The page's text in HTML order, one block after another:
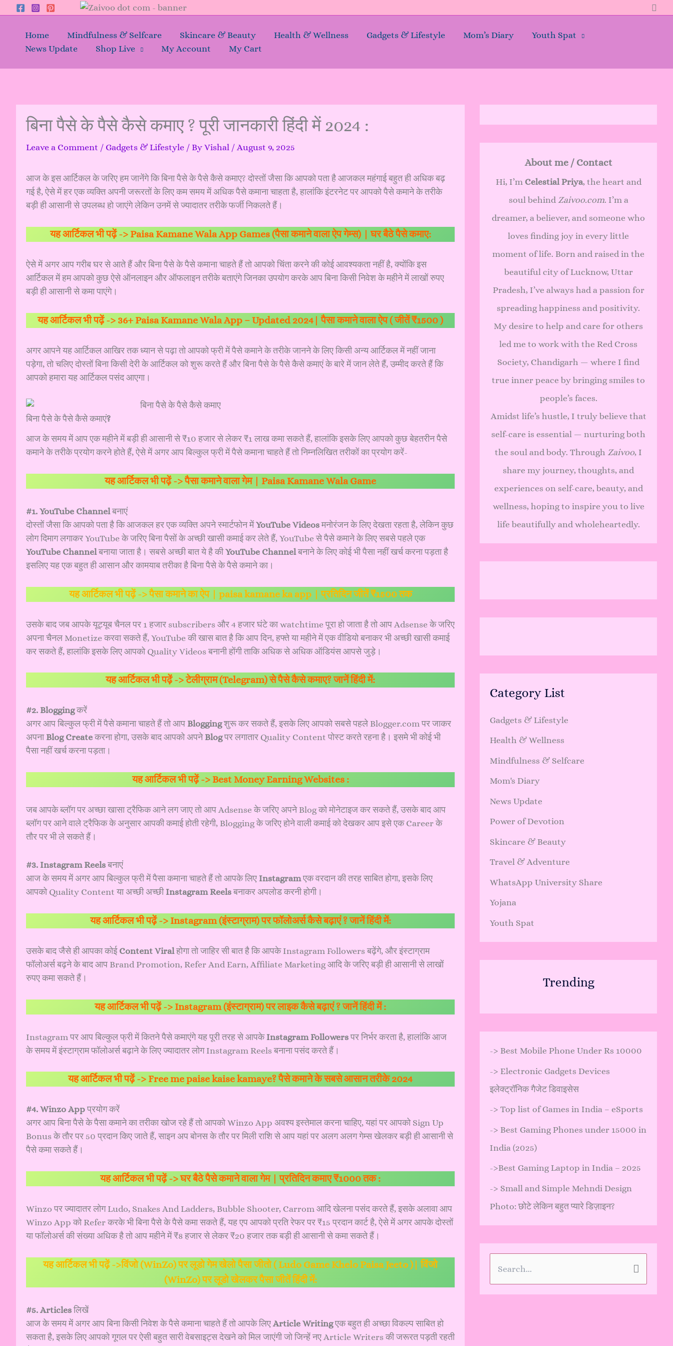
Skip
contentHome Mindfulness & Selfcare Skincare & Beauty Health & Wellness Gadgets & Lifestyle Mom’s Diary
Youth Spat
News Update
Shop Live My Account My Cart
बिना पैसे के पैसे कैसे कमाए ? पूरी जानकारी हिंदी में 2024 :
Leave a Comment / Gadgets & Lifestyle / By Vishal /August 9, 2025
आज के इस आर्टिकल के जरिए हम जानेंगे कि बिना पैसे के पैसे कैसे कमाए? दोस्तों जैसा कि आपको पता है आजकल महंगाई बहुत ही अधिक बढ़
गई है, ऐसे में हर एक व्यक्ति अपनी जरूरतों के लिए कम समय में अधिक पैसे कमाना चाहता है, हालांकि इंटरनेट पर आपको पैसे कमाने के तरीके
बड़ी ही आसानी से उपलब्ध हो जाएंगे लेकिन उनमें से ज्यादातर तरीके फर्जी निकलते हैं।
यह आर्टिकल भी पढ़ें -> Paisa Kamane Wala App Games (पैसा कमाने वाला ऐप गेम्स) | घर बैठे पैसे कमाए:
ऐसे में अगर आप गरीब घर से आते हैं और बिना पैसे के पैसे कमाना चाहते हैं तो आपको चिंता करने की कोई आवश्यकता नहीं है, क्योंकि इस
आर्टिकल में हम आपको कुछ ऐसे ऑनलाइन और ऑफलाइन तरीके बताएंगे जिनका उपयोग करके आप बिना किसी निवेश के महीने में लाखों रुपए
बड़ी ही आसानी से कमा पाएंगे।
यह आर्टिकल भी पढ़ें -> 36+ Paisa Kamane Wala App – Updated 2024| पैसा कमाने वाला ऐप ( जीतें ₹1500 )
अगर आपने यह आर्टिकल आखिर तक ध्यान से पढ़ा तो आपको फ्री में पैसे कमाने के तरीके जानने के लिए किसी अन्य आर्टिकल में नहीं जाना
पड़ेगा, तो चलिए दोस्तों बिना किसी देरी के आर्टिकल को शुरू करते हैं और बिना पैसे के पैसे कैसे कमाएं के बारे में जान लेते हैं, उम्मीद करते हैं कि
आपको हमारा यह आर्टिकल पसंद आएगा।
बिना पैसे के पैसे कैसे कमाएं?
आज के समय में आप एक महीने में बड़ी ही आसानी से ₹10 हजार से लेकर ₹1 लाख कमा सकते हैं, हालांकि इसके लिए आपको कुछ बेहतरीन पैसे
कमाने के तरीके प्रयोग करने होते हैं, ऐसे में अगर आप बिल्कुल फ्री में पैसे कमाना चाहते हैं तो निम्नलिखित तरीकों का प्रयोग करें-
यह आर्टिकल भी पढ़ें ->पैसा कमाने वाला गेम | Paisa Kamane Wala Game
#1. YouTube Channelबनाएं
दोस्तों जैसा कि आपको पता है कि आजकल हर एक व्यक्ति अपने स्मार्टफोन मेंYouTube Videosमनोरंजन के लिए देखता रहता है, लेकिन कुछ
लोग दिमाग लगाकर YouTube के जरिए बिना पैसों के अच्छी खासी कमाई कर लेते हैं, YouTube से पैसे कमाने के लिए सबसे पहले एक
YouTube Channelबनाया जाता है। सबसे अच्छी बात ये है कीYouTube Channelबनाने के लिए कोई भी पैसा नहीं खर्च करना पड़ता है
इसलिए यह एक बहुत ही आसान और कामयाब तरीका है बिना पैसे के पैसे कमाने का।
यह आर्टिकल भी पढ़ें ->पैसा कमाने का ऐप | paisa kamane ka app | प्रतिदिन जीतें ₹1500 तक
उसके बाद जब आपके यूट्यूब चैनल पर 1 हजार subscribers और 4 हजार घंटे का watchtime पूरा हो जाता है तो आप Adsense के जरिए
अपना चैनल Monetize करवा सकते हैं, YouTube की खास बात है कि आप दिन, हफ्ते या महीने में एक वीडियो बनाकर भी अच्छी खासी कमाई
कर सकते हैं, हालांकि इसके लिए आपको Quality Videos बनानी होंगी ताकि अधिक से अधिक ऑडियंस आपसे जुड़े।
यह आर्टिकल भी पढ़ें ->टेलीग्राम (Telegram) से पैसे कैसे कमाए? जानें हिंदी में:
#2. Bloggingकरें
अगर आप बिल्कुल फ्री में पैसे कमाना चाहते हैं तो आप Bloggingशुरू कर सकते हैं, इसके लिए आपको सबसे पहले Blogger.com पर जाकर
अपना Blog Createकरना होगा, उसके बाद आपको अपने Blogपर लगातार Quality Content पोस्ट करते रहना है। इसमे भी कोई भी
पैसा नहीं खर्च करना पड़ता।
यह आर्टिकल भी पढ़ें -> Best Money Earning Websites :
जब आपके ब्लॉग पर अच्छा खासा ट्रैफिक आने लग जाए तो आप Adsense के जरिए अपने Blog को मोनेटाइज कर सकते हैं, उसके बाद आप
ब्लॉग पर आने वाले ट्रैफिक के अनुसार आपकी कमाई होती रहेगी, Blogging के जरिए होने वाली कमाई को देखकर आप इसे एक Career के
तौर पर भी ले सकते हैं।
#3. Instagram Reelsबनाएं
आज के समय में अगर आप बिल्कुल फ्री में पैसा कमाना चाहते हैं तो आपके लिए Instagramएक वरदान की तरह साबित होगा, इसके लिए
आपको Quality Content या अच्छी अच्छी Instagram Reelsबनाकर अपलोड करनी होगी।
यह आर्टिकल भी पढ़ें -> Instagram (इंस्टाग्राम) पर फॉलोअर्स कैसे बढ़ाएं ? जानें हिंदी में:
उसके बाद जैसे ही आपका कोई Content Viralहोगा तो जाहिर सी बात है कि आपके Instagram Followers बढ़ेंगे, और इंस्टाग्राम
फॉलोअर्स बढ़ने के बाद आप Brand Promotion, Refer And Earn, Affiliate Marketing आदि के जरिए बड़ी ही आसानी से लाखों
रुपए कमा सकते हैं।
यह आर्टिकल भी पढ़ें -> Instagram (इंस्टाग्राम) पर लाइक कैसे बढ़ाएं ? जानें हिंदी में :
Instagram पर आप बिल्कुल फ्री में कितने पैसे कमाएंगे यह पूरी तरह से आपके Instagram Followersपर निर्भर करता है, हालांकि आज
के समय में इंस्टाग्राम फॉलोअर्स बढ़ाने के लिए ज्यादातर लोग Instagram Reels बनाना पसंद करते हैं।
यह आर्टिकल भी पढ़ें -> Free me paise kaise kamaye? पैसे कमाने के सबसे आसान तरीके 2024
#4. Winzo Appप्रयोग करें
अगर आप बिना पैसे के पैसा कमाने का तरीका खोज रहे हैं तो आपको Winzo App अवश्य इस्तेमाल करना चाहिए, यहां पर आपको Sign Up
Bonus के तौर पर 50 प्रदान किए जाते हैं, साइन अप बोनस के तौर पर मिली राशि से आप यहां पर अलग अलग गेम्स खेलकर बड़ी ही आसानी से
पैसे कमा सकते हैं।
यह आर्टिकल भी पढ़ें ->घर बैठे पैसे कमाने वाला गेम | प्रतिदिन कमाए ₹1000 तक :
Winzo पर ज्यादातर लोग Ludo, Snakes And Ladders, Bubble Shooter, Carrom आदि खेलना पसंद करते हैं, इसके अलावा आप
Winzo App को Refer करके भी बिना पैसे के पैसे कमा सकते हैं, यह एप आपको प्रति रेफर पर ₹15 प्रदान कार्ट है, ऐसे में अगर आपके दोस्तों
या फॉलोअर्स की संख्या अधिक है तो आप महीने में ₹8 हजार से लेकर ₹20 हजार तक बड़ी ही आसानी से कमा सकते हैं।
यह आर्टिकल भी पढ़ें ->विंजो (WinZo) पर लूडो गेम खेलो पैसा जीतो ( Ludo Game Khelo Paisa Jeeto )| विंजो
(WinZo) पर लूडो खेलकर पैसा जीतें हिंदी में:
#5. Articlesलिखें
आज के समय में अगर आप बिना किसी निवेश के पैसे कमाना चाहते हैं तो आपके लिए Article Writingएक बहुत ही अच्छा विकल्प साबित हो
सकता है, इसके लिए आपको गूगल पर ऐसी बहुत सारी वेबसाइट्स देखने को मिल जाएंगी जो जिन्हें नए Article Writers की जरूरत पड़ती रहती
About me / Contact
Hi, I’m Celestial Priya, the heart and
soul behind Zaivoo.com. I’m a
dreamer, a believer, and someone who
loves finding joy in every little
moment of life. Born and raised in the
beautiful city of Lucknow, Uttar
Pradesh, I’ve always had a passion for
spreading happiness and positivity.
My desire to help and care for others
led me to work with the Red Cross
Society, Chandigarh — where I find
true inner peace by bringing smiles to
people’s faces.
Amidst life’s hustle, I truly believe that
self-care is essential — nurturing both
the soul and body. Through Zaivoo, I
share my journey, thoughts, and
experiences on self-care, beauty, and
wellness, hoping to inspire you to live
life beautifully and wholeheartedly.
Category List
Gadgets & Lifestyle
Health & Wellness
Mindfulness & Selfcare
Mom's Diary
News Update
Power of Devotion
Skincare & Beauty
Travel & Adventure
WhatsApp University Share
Yojana
Youth Spat
Trending
-> Best Mobile Phone Under Rs 10000
-> Electronic Gadgets Devices
इलेक्ट्रॉनिक गैजेट डिवाइसेस
-> Top list of Games in India – eSports
-> Best Gaming Phones under 15000 in
India (2025)
->Best Gaming Laptop in India – 2025
-> Small and Simple Mehndi Design
Photo: छोटे लेकिन बहुत प्यारे डिज़ाइन?